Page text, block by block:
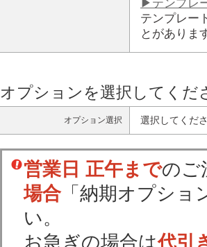
▶テンプレ
テンプレー
とがありま
オプションを選択してくだ
オプション選択 選択してくだ
営業日 正午までのご
場合 「納期オプショ
い。
お急ぎの場合は代引